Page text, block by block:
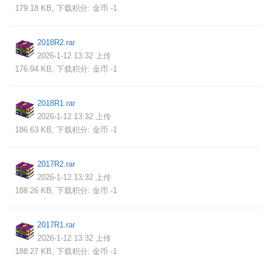
179.18 KB, 下载积分: 金币 -1
2018R2.rar
2026-1-12 13:32 上传
176.94 KB, 下载积分: 金币 -1
2018R1.rar
2026-1-12 13:32 上传
186.63 KB, 下载积分: 金币 -1
2017R2.rar
2026-1-12 13:32 上传
188.26 KB, 下载积分: 金币 -1
2017R1.rar
2026-1-12 13:32 上传
188.27 KB, 下载积分: 金币 -1